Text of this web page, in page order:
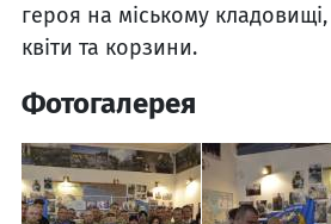
героя на міському
квіти та корзини.
Фотогалерея